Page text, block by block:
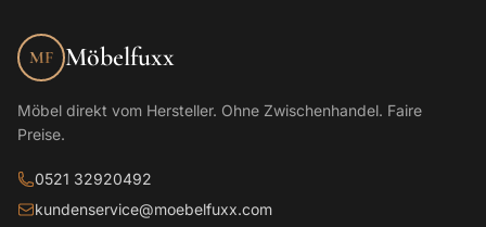
MF Möbelfuxx
Möbel direkt vom Hersteller. Ohne Zwischenhandel. Faire
Preise.
0521 32920492
kundenservice@moebelfuxx.com